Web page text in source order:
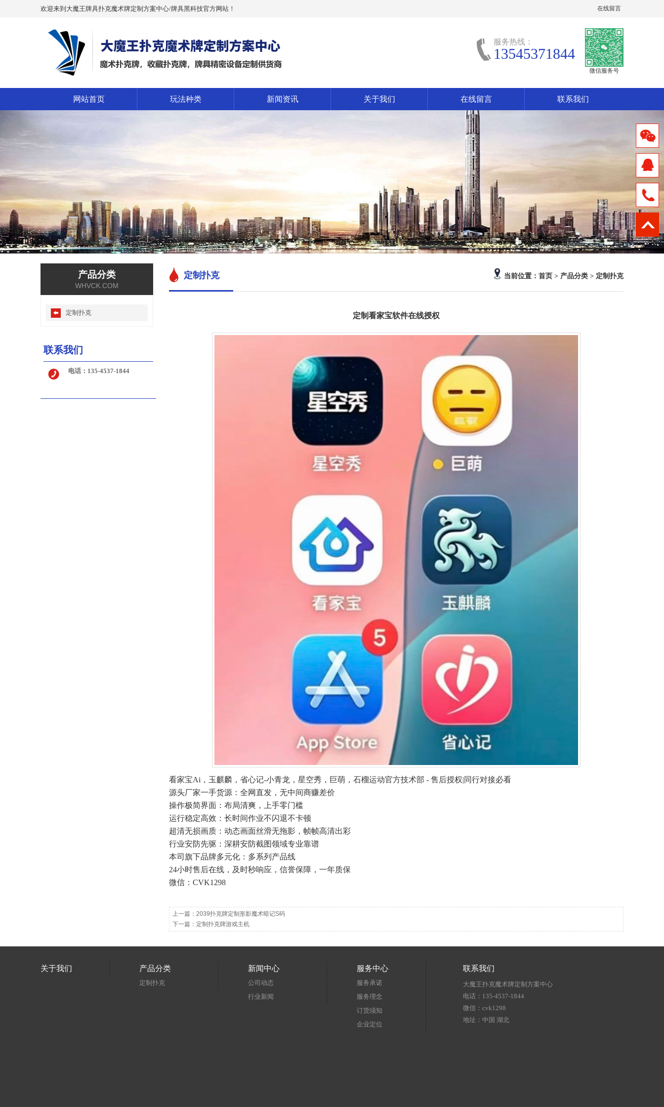
欢迎来到大魔王牌具扑克魔术牌定制方案中心/牌具黑科技官方网站！ 在线留言
服务热线：
13545371844
微信服务号
网站首页 玩法种类 新闻资讯 关于我们 在线留言 联系我们
定制扑克 当前位置： 首页 > 产品分类 > 定制扑克
定制看家宝软件在线授权
看家宝Ai，玉麒麟，省心记-小青龙，星空秀，巨萌，石榴运动官方技术部 - 售后授权|同行对接必看
源头厂家一手货源：全网直发，无中间商赚差价
操作极简界面：布局清爽，上手零门槛
运行稳定高效：长时间作业不闪退不卡顿
超清无损画质：动态画面丝滑无拖影，帧帧高清出彩
行业安防先驱：深耕安防截图领域专业靠谱
本司旗下品牌多元化：多系列产品线
24小时售后在线，及时秒响应，信誉保障，一年质保
微信：CVK1298
上一篇： 2039扑克牌定制形影魔术暗记S码
下一篇： 定制扑克牌游戏主机
产品分类
WHVCK.COM
定制扑克
联系我们
电话：135-4537-1844
关于我们 产品分类
定制扑克
新闻中心
公司动态
行业新闻
服务中心
服务承诺
服务理念
订货须知
企业定位
联系我们
大魔王扑克魔术牌定制方案中心
电话：135-4537-1844
微信：cvk1298
地址：中国 湖北